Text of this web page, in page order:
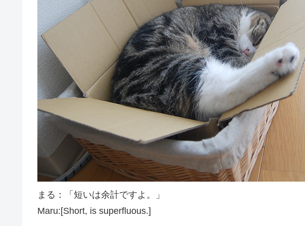
まる：「短いは余計ですよ。」
Maru:[Short, is superfluous.]